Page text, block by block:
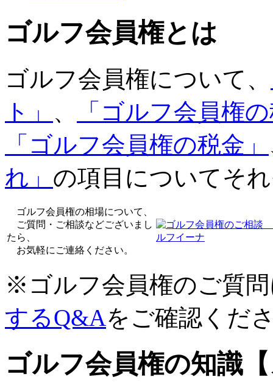
ゴルフ会員権とは
ゴルフ会員権について、
ト」 、
「ゴルフ会員権
「ゴルフ会員権の税金」
れ」 の項目についてそ
ゴルフ会員権の相場について、
ご質問・ご相談などございまし
たら、
お気軽にご連絡ください。
※ゴルフ会員権のご質
するQ&Aをご確認くだ
ゴルフ会員権の知識